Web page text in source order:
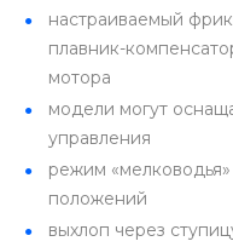
настраиваемый
плавник-
мотора
модели могут
управления
режим
положений
выхлоп через